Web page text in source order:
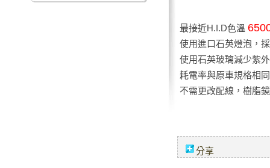
最接近H.I.D色溫
使用進口石英燈泡，
使用石英玻璃減少紫
耗電率與原車規格相
不需更改配線，樹脂
分享